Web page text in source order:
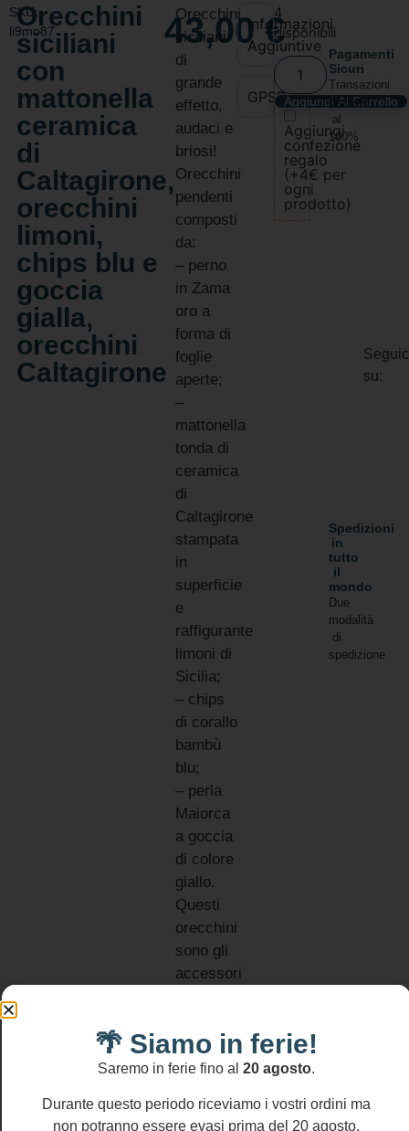
SKU:
li9mo87
Orecchini
siciliani
con
mattonella
ceramica
di
Caltagirone,
orecchini
limoni,
chips blu e
goccia
gialla,
orecchini
Caltagirone
43,00€
Orecchini
siciliani
di
grande
effetto,
audaci e
briosi!
Orecchini
pendenti
composti
da:
– perno
in Zama
oro a
forma di
foglie
aperte;
–
mattonella
tonda di
ceramica
di
Caltagirone
stampata
in
superficie
e
raffigurante
limoni di
Sicilia;
– chips
di corallo
bambù
blu;
– perla
Maiorca
a goccia
di colore
giallo.
Questi
orecchini
sono gli
accessori
indossare
per
occasione!
Informazioni
Aggiuntive
GPSR
4
disponibili
Aggiungi Al Carrello
Aggiungi
confezione
regalo
(+4€ per
ogni
prodotto)
Pagamenti
Sicuri
Transazioni
protette
al
100%
Spedizioni
in
tutto
il
mondo
Due
modalità
di
spedizione
resi
su:
🌴 Siamo in ferie!
Saremo in ferie fino al 20 agosto.
Durante questo periodo riceviamo i vostri ordini ma
non potranno essere evasi prima del 20 agosto.